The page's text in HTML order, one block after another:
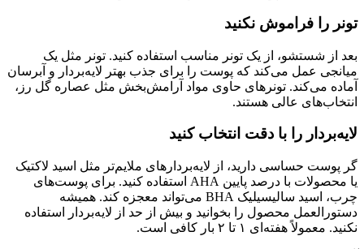
تونر را فراموش نکنید
بعد از شستشو، از یک تونر مناسب استفاده کنید. تونر مثل یک
میانجی عمل می‌کند که پوست را برای جذب بهتر لایه‌بردار و آبرسان
آماده می‌کند. تونرهای حاوی مواد آرامش‌بخش مثل عصاره گل رز،
انتخاب‌های عالی هستند.
لایه‌بردار را با دقت انتخاب کنید
گر پوست حساسی دارید، از لایه‌بردارهای ملایم‌تر مثل اسید لاکتیک
یا محصولات با درصد پایین AHA استفاده کنید. برای پوست‌های
چرب، اسید سالیسیلیک BHA می‌تواند معجزه کند. همیشه
دستورالعمل محصول را بخوانید و بیش از حد از لایه‌بردار استفاده
نکنید. معمولاً هفته‌ای ۱ تا ۲ بار کافی است.